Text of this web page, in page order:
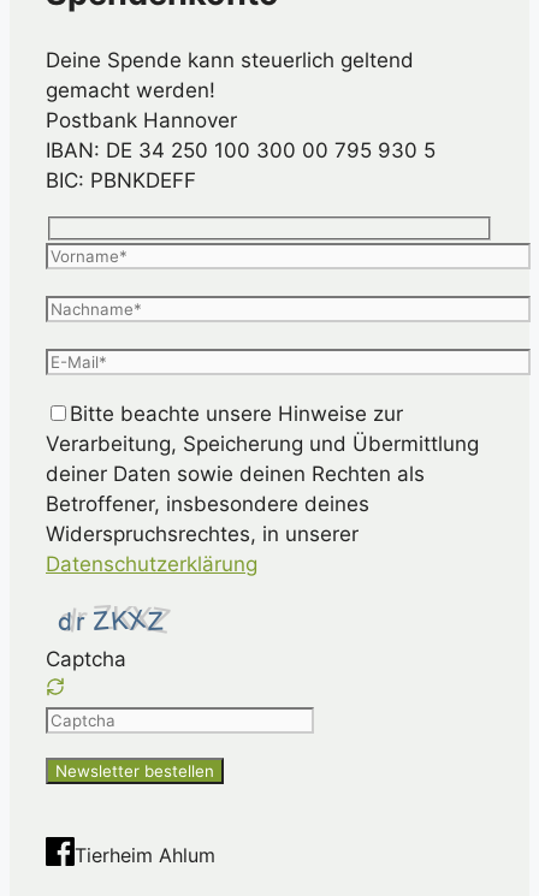
Deine Spende kann steuerlich geltend
gemacht werden!
Postbank Hannover
IBAN: DE 34 250 100 300 00 795 930 5
BIC: PBNKDEFF
Bitte beachte unsere Hinweise zur
Verarbeitung, Speicherung und Übermittlung
deiner Daten sowie deinen Rechten als
Betroffener, insbesondere deines
Widerspruchsrechtes, in unserer
Datenschutzerklärung
Captcha
Please
the
shown
in
Tierheim Ahlum